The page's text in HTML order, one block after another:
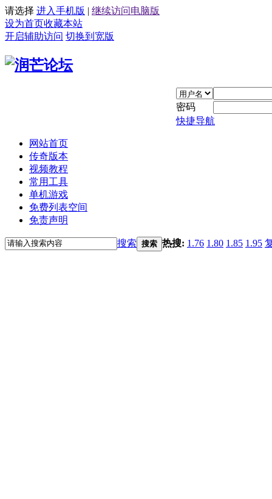
请选择 进入手机版 | 继续访问电脑版
设为首页收藏本站
开启辅助访问 切换到宽版
密码
快捷导航
网站首页
传奇版本
视频教程
常用工具
单机游戏
免费列表空间
免责声明
搜索 搜索 热搜: 1.76 1.80 1.85 1.95